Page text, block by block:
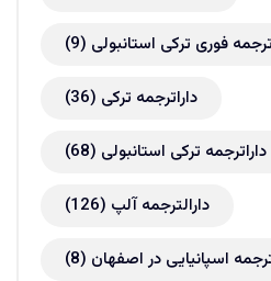
ترجمه فوری ترکی استانبولی (9)
داراترجمه ترکی (36)
داراترجمه ترکی استانبولی (68)
دارالترجمه آلپ (126)
اسپانیایی در اصفهان (8)